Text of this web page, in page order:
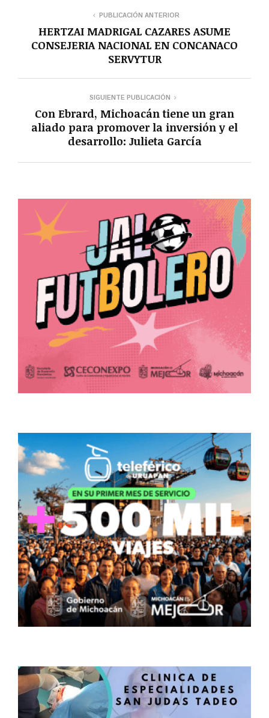
PUBLICACIÓN ANTERIOR
HERTZAI MADRIGAL CAZARES ASUME
CONSEJERIA NACIONAL EN CONCANACO
SERVYTUR
SIGUIENTE PUBLICACIÓN
Con Ebrard, Michoacán tiene un gran
aliado para promover la inversión y el
desarrollo: Julieta García